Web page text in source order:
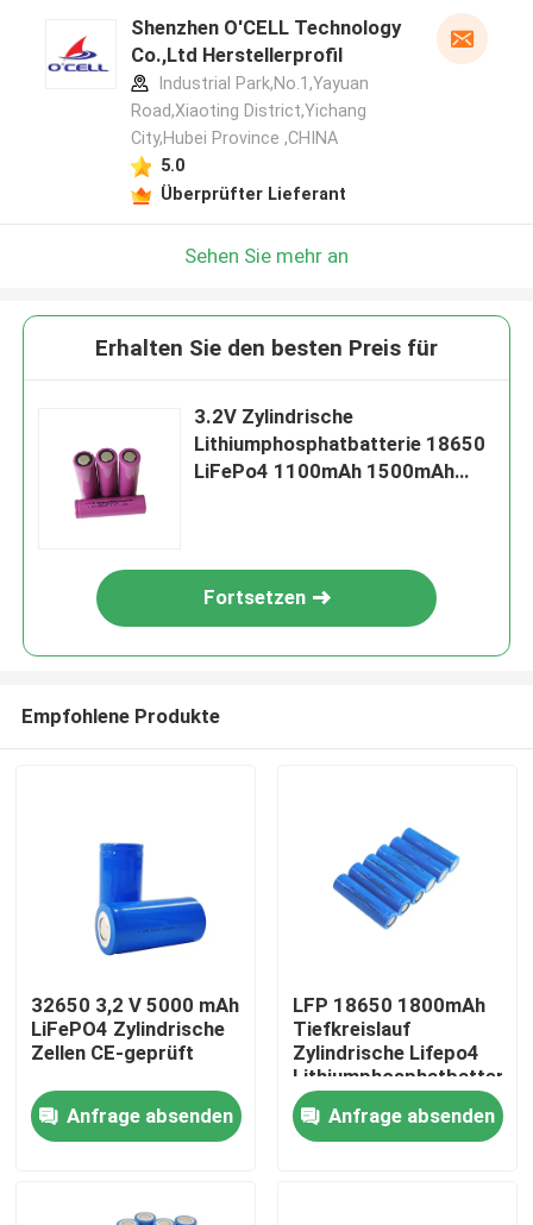
Startseite
Produkte
VR Show
Shenzhen O'CELL Technology
Co.,Ltd Herstellerprofil
Industrial Park,No.1,Yayuan
Road,Xiaoting District,Yichang
City,Hubei Province ,CHINA
5.0
Überprüfter Lieferant
Sehen Sie mehr an
Erhalten Sie den besten Preis für
3.2V Zylindrische
Lithiumphosphatbatterie 18650
LiFePo4 1100mAh 1500mAh
Fortsetzen
Empfohlene Produkte
32650 3,2 V 5000 mAh
LiFePO4 Zylindrische
Zellen CE-geprüft
Anfrage absenden
LFP 18650 1800mAh
Tiefkreislauf
Zylindrische Lifepo4
Lithiumphosphatbatterie
18650 1.8Ah 3.2v
Anfrage absenden